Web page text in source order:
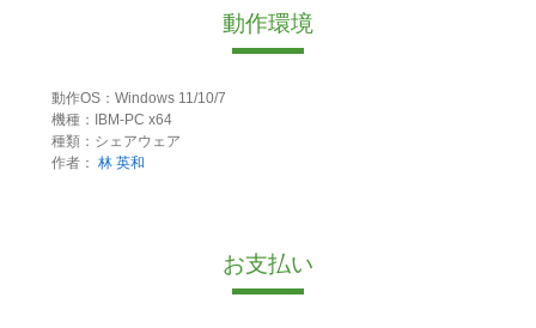
動作環境
動作OS：Windows 11/10/7
機種：IBM-PC x64
種類：シェアウェア
作者： 林 英和
お支払い